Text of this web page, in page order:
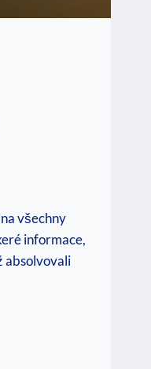
všechny
informace,
absolvovali